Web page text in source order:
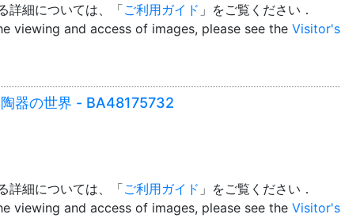
詳細については、「ご利用ガイド 」をご覧ください．
viewing and access of images, please see the Visitor's
器の世界 - BA48175732
詳細については、「ご利用ガイド 」をご覧ください．
viewing and access of images, please see the Visitor's